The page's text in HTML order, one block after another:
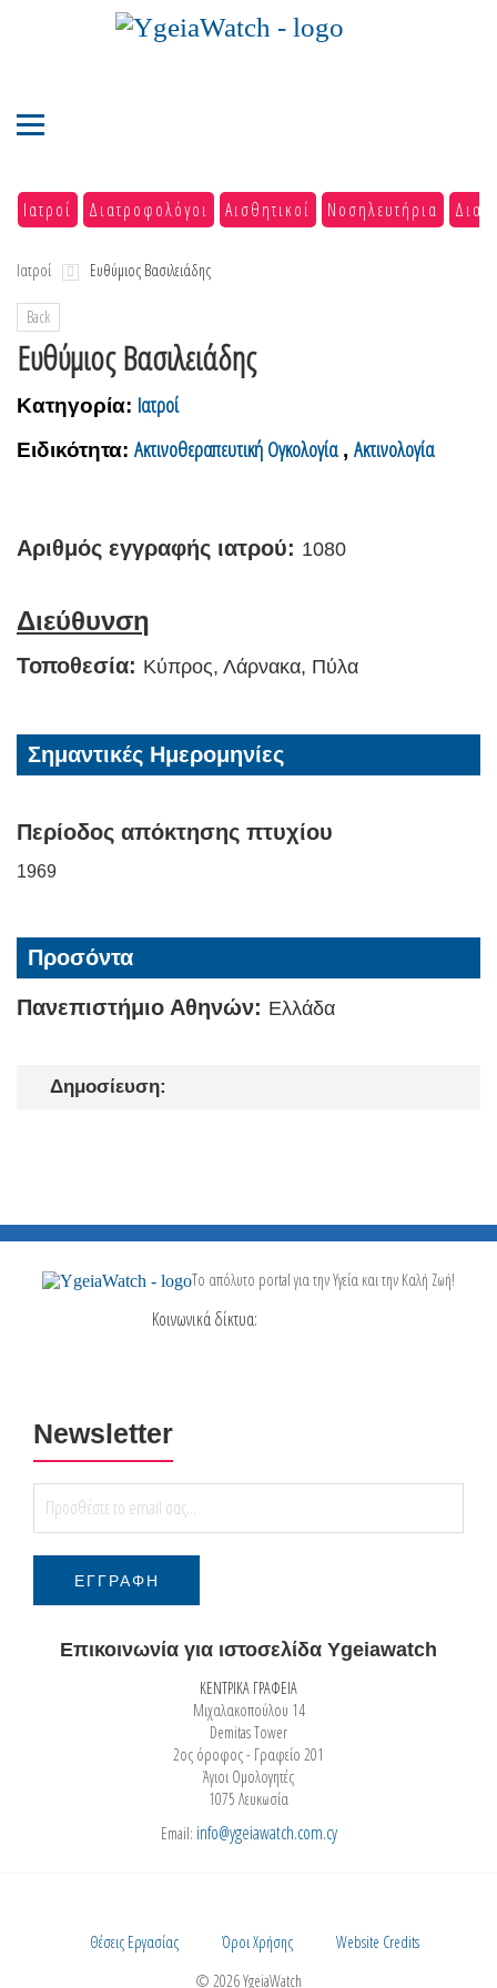
Ιατροί Διατροφολόγοι Αισθητικοί Νοσηλευτήρια
Ιατροί Ευθύμιος Βασιλειάδης
Back
Ευθύμιος Βασιλειάδης
Κατηγορία: Ιατροί
Ειδικότητα: Ακτινοθεραπευτική Ογκολογία, Ακτινολογία
Αριθμός εγγραφής ιατρού: 1080
Διεύθυνση
Τοποθεσία: Κύπρος, Λάρνακα, Πύλα
Σημαντικές Ημερομηνίες
Περίοδος απόκτησης πτυχίου
1969
Προσόντα
Πανεπιστήμιο Αθηνών: Ελλάδα
Δημοσίευση:
Το απόλυτο portal για την Υγεία και την Καλή Ζωή!
Κοινωνικά δίκτυα:
Newsletter
Επικοινωνία για ιστοσελίδα Ygeiawatch
ΚΕΝΤΡΙΚΑ ΓΡΑΦΕΙΑ
Μιχαλακοπούλου 14
Demitas Tower
2ος όροφος - Γραφείο 201
Άγιοι Ομολογητές
1075 Λευκωσία
Email: info@ygeiawatch.com.cy
Θέσεις Εργασίας Όροι Χρήσης
Website Credits
© 2026 YgeiaWatch